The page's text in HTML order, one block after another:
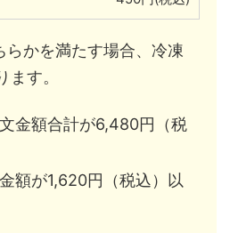
かを満たす場合、冷凍
す。
金額合計が6,480円（税
額が1,620円（税込）以